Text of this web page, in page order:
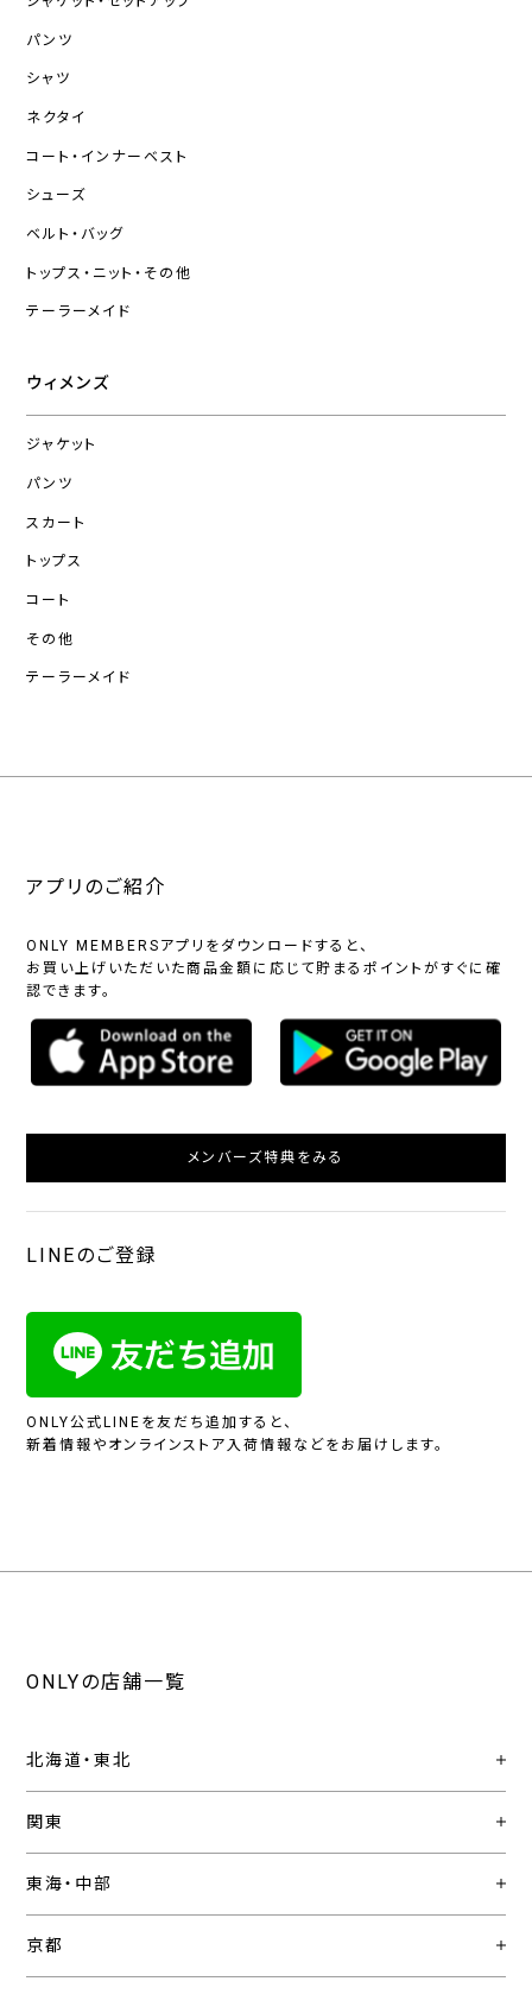
パンツ
シャツ
ネクタイ
コート・インナーベスト
シューズ
ベルト・バッグ
トップス・ニット・その他
テーラーメイド
ウィメンズ
ジャケット
パンツ
スカート
トップス
コート
その他
テーラーメイド
アプリのご紹介
ONLY MEMBERSアプリをダウンロードすると、
お買い上げいただいた商品金額に応じて貯まるポイントがすぐに確
認できます。
メンバーズ特典をみる
LINEのご登録
ONLY公式LINEを友だち追加すると、
新着情報やオンラインストア入荷情報などをお届けします。
ONLYの店舗一覧
北海道・東北
関東
東海・中部
京都